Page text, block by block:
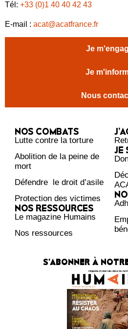
Tél: +33 (0)1 40 40 42 43
E-mail : acat@acatfrance.fr
Je
Je
Nous
NOS COMBATS
Lutte contre la torture
Abolition de la peine de
mort
Défendre le droit d’asile
Protection des victimes
NOS RESSOURCES
Le magazine Humains
Nos ressources
JE
S'ABONNER À